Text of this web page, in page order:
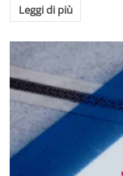
Leggi di più